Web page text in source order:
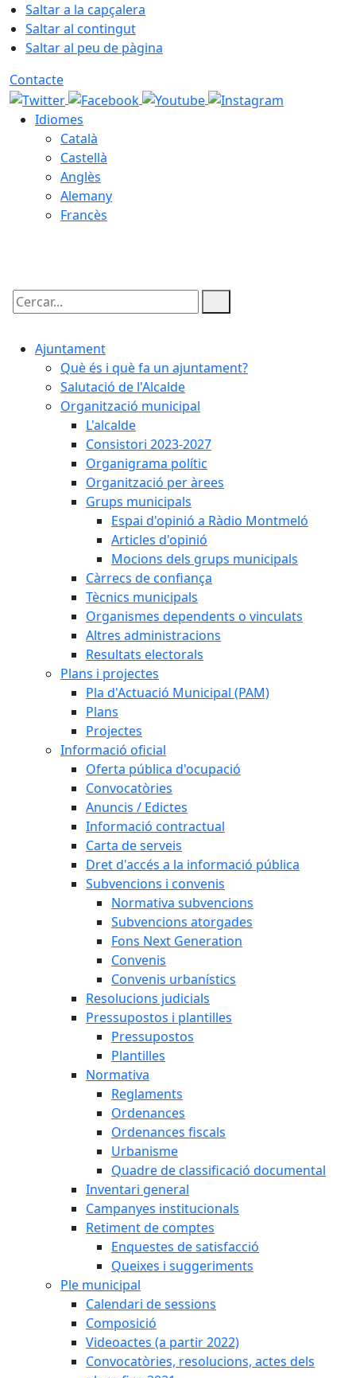
Saltar a la capçalera
Saltar al contingut
Saltar al peu de pàgina
Contacte
Idiomes
Català
Castellà
Anglès
Alemany
Francès
Cercar:
Ajuntament
Què és i què fa un ajuntament?
Salutació de l'Alcalde
Organització municipal
L'alcalde
Consistori 2023-2027
Organigrama polític
Organització per àrees
Grups municipals
Espai d'opinió a Ràdio Montmeló
Articles d'opinió
Mocions dels grups municipals
Càrrecs de confiança
Tècnics municipals
Organismes dependents o vinculats
Altres administracions
Resultats electorals
Plans i projectes
Pla d'Actuació Municipal (PAM)
Plans
Projectes
Informació oficial
Oferta pública d'ocupació
Convocatòries
Anuncis / Edictes
Informació contractual
Carta de serveis
Dret d'accés a la informació pública
Subvencions i convenis
Normativa subvencions
Subvencions atorgades
Fons Next Generation
Convenis
Convenis urbanístics
Resolucions judicials
Pressupostos i plantilles
Pressupostos
Plantilles
Normativa
Reglaments
Ordenances
Ordenances fiscals
Urbanisme
Quadre de classificació documental
Inventari general
Campanyes institucionals
Retiment de comptes
Enquestes de satisfacció
Queixes i suggeriments
Ple municipal
Calendari de sessions
Composició
Videoactes (a partir 2022)
Convocatòries, resolucions, actes dels